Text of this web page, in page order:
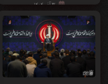
۳ آذر ۱۴۰۴